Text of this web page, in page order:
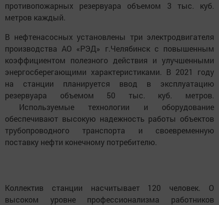
противопожарных резервуара объемом 3 тыс. куб.
метров каждый.
В нефтенасосных установлены три электродвигателя
производства АО «РЭД» г.Челябинск с повышенным
коэффициентом полезного действия и улучшенными
энергосберегающими характеристиками. В 2021 году
на станции планируется ввод в эксплуатацию
резервуара объемом 50 тыс. куб. метров.
Используемые технологии и оборудование
обеспечивают высокую надежность работы объектов
трубопроводного транспорта и своевременную
поставку нефти конечному потребителю.
Коллектив станции насчитывает 120 человек. О
высоком уровне профессионализма работников